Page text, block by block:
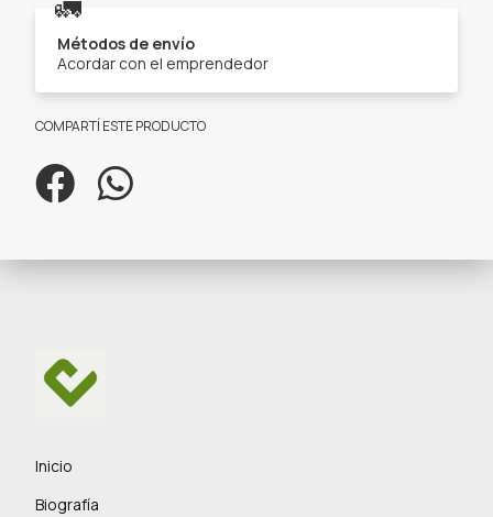
🚛
Métodos de envío
Acordar con el emprendedor
COMPARTÍ ESTE PRODUCTO
Inicio
Biografía